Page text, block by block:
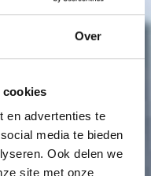
Over
cookies
en advertenties te
media te bieden
Ook delen we
site met onze